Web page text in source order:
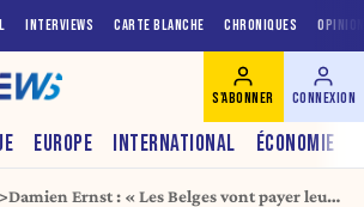
INTERVIEWS CARTE BLANCHE CHRONIQUES
EUROPE INTERNATIONAL ÉCONOMIE
S'ABONNER CONNEXION
Damien Ernst : « Les Belges vont payer leur